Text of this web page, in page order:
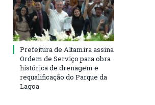
Prefeitura de Altamira assina
Ordem de Serviço para obra
histórica de drenagem e
requalificação do Parque da
Lagoa